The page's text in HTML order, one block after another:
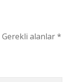
Gerekli alanlar*